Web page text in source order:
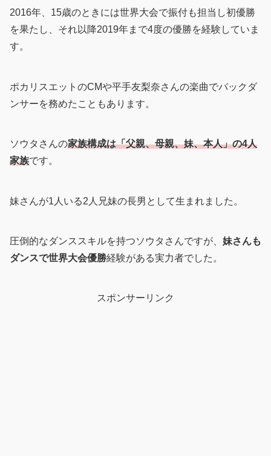
2016年、15歳のときには世界大会で振付も担当し初優勝
を果たし、それ以降2019年まで4度の優勝を経験していま
す。
ポカリスエットのCMや平手友梨奈さんの楽曲でバックダ
ンサーを務めたこともあります。
ソウタさんの家族構成は「父親、母親、妹、本人」の4人
家族です。
妹さんが1人いる2人兄妹の長男として生まれました。
圧倒的なダンススキルを持つソウタさんですが、 妹さんも
ダンスで世界大会優勝経験がある実力者でした。
スポンサーリンク